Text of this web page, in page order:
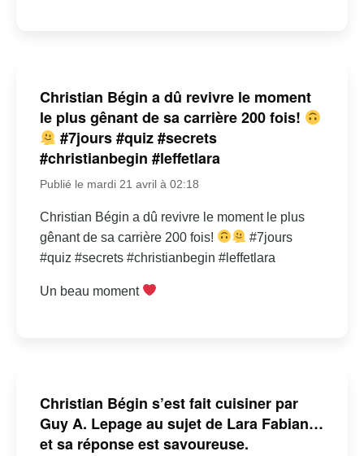
Christian Bégin a dû revivre le moment
le plus gênant de sa carrière 200 fois!
#7jours #quiz #secrets
#christianbegin #leffetlara
Publié le mardi 21 avril à 02:18
Christian Bégin a dû revivre le moment le plus
gênant de sa carrière 200 fois!
#7jours
#quiz #secrets #christianbegin #leffetlara
Un beau moment
Christian Bégin s’est fait cuisiner par
Guy A. Lepage au sujet de Lara Fabian…
et sa réponse est savoureuse.